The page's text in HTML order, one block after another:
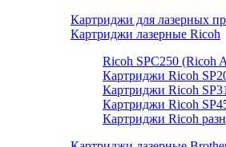
Картриджи для лазерных
Картриджи лазерные Ricoh
Ricoh SPC250 (Ricoh
Картриджи Ricoh
Картриджи Ricoh
Картриджи Ricoh
Картриджи Ricoh